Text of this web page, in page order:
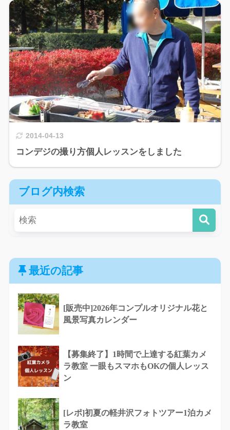
2014-04-13
コンデジの撮り方個人レッスンをしました
ブログ内検索
最近の記事
[販売中]2026年コンプルオリジナル花と
風景写真カレンダー
【募集終了】1時間で上達する紅葉カメ
ラ教室 一眼もスマホもOKの個人レッス
ン
[レポ]初夏の軽井沢フォトツアー1泊カメ
ラ教室